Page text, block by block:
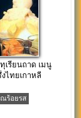
เรียนถาด เมนู
ไทยเกาหลี
ร้อยรส